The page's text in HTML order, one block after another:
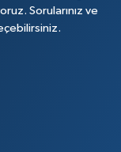
Sorularınız ve